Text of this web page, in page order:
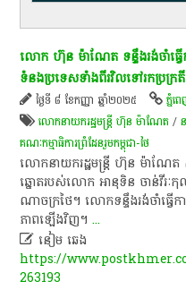
លោក​ ហ៊ុន ម៉ាណែត ទន្ទឹង​រង់ចាំ​ធ្វើក
ទំនង​ប្រទេស​ទាំងពីរ​វិលទៅ​រក​ប្រក្
ថ្ងៃទី ៨ ខែកញ្ញា ឆ្នាំ២០២៥ ភ្នំព
លោកនាយក​រដ្ឋមន្ត្រី​ ហ៊ុន​ ម៉ា​ណែ​ត /
គណៈកម្មាធិការ​​​ព្រំដែនរួម​​​កម្ពុជា​​​-ថៃ​​​
លោក​នាយក​រដ្ឋមន្ត្រី​ ហ៊ុន ម៉ាណែត
ឆ្នោតរបស់លោក អានុទិន ចាន់វីរៈកុ
ណាចក្រថៃ។ លោក​ទន្ទឹង​រង់ចាំ​ធ្វើ​ក
ភាព​ឡើង​វិញ។...
 នៀម ឆេង
https://
263193